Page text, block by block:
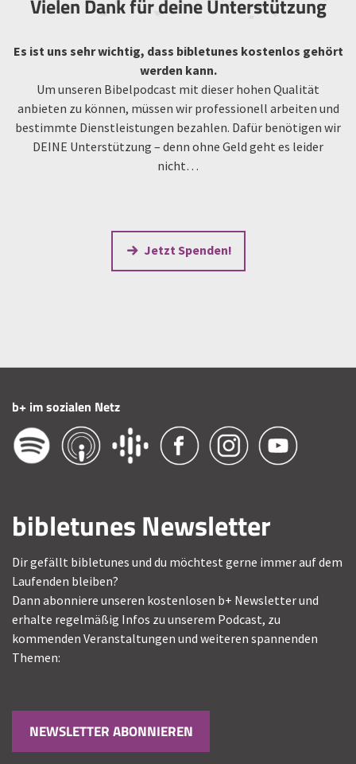
Vielen Dank für deine Unterstützung
Es ist uns sehr wichtig, dass bibletunes kostenlos gehört
werden kann.
Um unseren Bibelpodcast mit dieser hohen Qualität
anbieten zu können, müssen wir professionell arbeiten und
bestimmte Dienstleistungen bezahlen. Dafür benötigen wir
DEINE Unterstützung – denn ohne Geld geht es leider
nicht…
Jetzt Spenden!
b+ im sozialen Netz
bibletunes Newsletter
Dir gefällt bibletunes und du möchtest gerne immer auf dem
Laufenden bleiben?
Dann abonniere unseren kostenlosen b+ Newsletter und
erhalte regelmäßig Infos zu unserem Podcast, zu
kommenden Veranstaltungen und weiteren spannenden
Themen:
NEWSLETTER ABONNIEREN